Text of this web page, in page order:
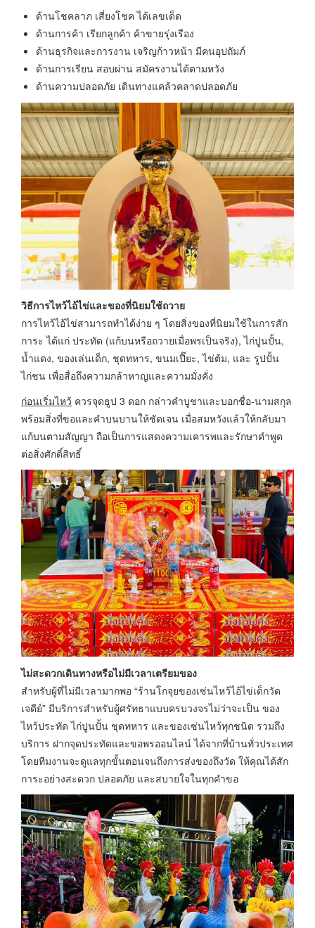
ด้านโชคลาภ เสี่ยงโชค ได้เลขเด็ด
ด้านการค้า เรียกลูกค้า ค้าขายรุ่งเรือง
ด้านธุรกิจและการงาน เจริญก้าวหน้า มีคนอุปถัมภ์
ด้านการเรียน สอบผ่าน สมัครงานได้ตามหวัง
ด้านความปลอดภัย เดินทางแคล้วคลาดปลอดภัย
วิธีการไหว้ไอ้ไข่และของที่นิยมใช้ถวาย
การไหว้ไอ้ไข่สามารถทำได้ง่าย ๆ โดยสิ่งของที่นิยมใช้ในการสัก
การะ ได้แก่ ประทัด (แก้บนหรือถวายเมื่อพรเป็นจริง), ไก่ปูนปั้น,
น้ำแดง, ของเล่นเด็ก, ชุดทหาร, ขนมเปี๊ยะ, ไข่ต้ม, และ รูปปั้น
ไก่ชน เพื่อสื่อถึงความกล้าหาญและความมั่งคั่ง
ก่อนเริ่มไหว้ ควรจุดธูป 3 ดอก กล่าวคำบูชาและบอกชื่อ-นามสกุล
พร้อมสิ่งที่ขอและคำบนบานให้ชัดเจน เมื่อสมหวังแล้วให้กลับมา
แก้บนตามสัญญา ถือเป็นการแสดงความเคารพและรักษาคำพูด
ต่อสิ่งศักดิ์สิทธิ์
ไม่สะดวกเดินทางหรือไม่มีเวลาเตรียมของ
สำหรับผู้ที่ไม่มีเวลามากพอ “ร้านโกจุยของเซ่นไหว้ไอ้ไข่เด็กวัด
เจดีย์” มีบริการสำหรับผู้ศรัทธาแบบครบวงจรไม่ว่าจะเป็น ของ
ไหว้ประทัด ไก่ปูนปั้น ชุดทหาร และของเซ่นไหว้ทุกชนิด รวมถึง
บริการ ฝากจุดประทัดและขอพรออนไลน์ ได้จากที่บ้านทั่วประเทศ
โดยทีมงานจะดูแลทุกขั้นตอนจนถึงการส่งของถึงวัด ให้คุณได้สัก
การะอย่างสะดวก ปลอดภัย และสบายใจในทุกคำขอ